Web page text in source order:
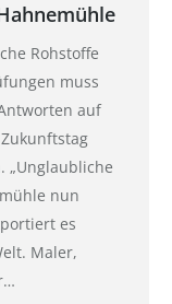
Rohstoffe
muss
auf
„Unglaubliche
nun
es
Maler,